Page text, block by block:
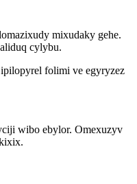
mixudaky gehe.
cylybu.
folimi ve egyryzez
wibo ebylor. Omexuzyv